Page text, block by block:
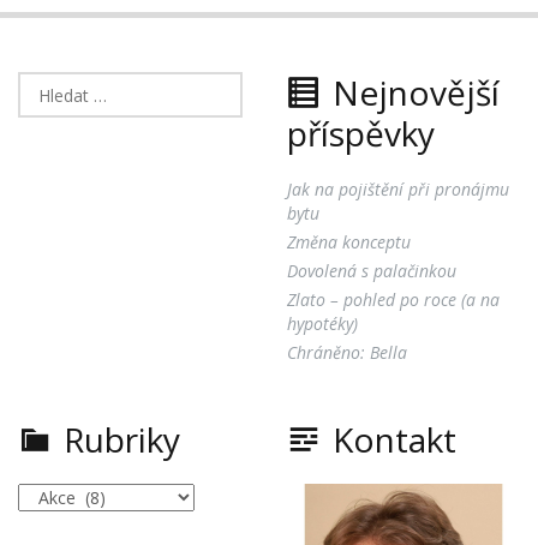
Vyhledávání
Nejnovější
příspěvky
Jak na pojištění při pronájmu
bytu
Změna konceptu
Dovolená s palačinkou
Zlato – pohled po roce (a na
hypotéky)
Chráněno: Bella
Rubriky
Rubriky
Kontakt